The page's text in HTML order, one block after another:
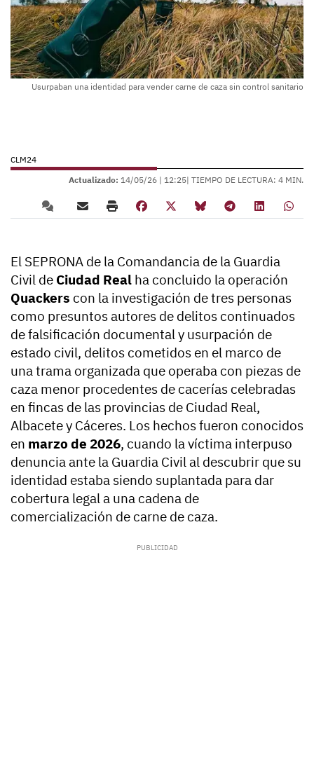
Usurpaban una identidad para vender carne de caza sin control sanitario
CLM24
Actualizado: 14/05/26 | 12:25| TIEMPO DE LECTURA: 4 MIN.
El SEPRONA de la Comandancia de la Guardia
Civil de Ciudad Real ha concluido la operación
Quackers con la investigación de tres personas
como presuntos autores de delitos continuados
de falsificación documental y usurpación de
estado civil, delitos cometidos en el marco de
una trama organizada que operaba con piezas de
caza menor procedentes de cacerías celebradas
en fincas de las provincias de Ciudad Real,
Albacete y Cáceres. Los hechos fueron conocidos
en marzo de 2026, cuando la víctima interpuso
denuncia ante la Guardia Civil al descubrir que su
identidad estaba siendo suplantada para dar
cobertura legal a una cadena de
comercialización de carne de caza.